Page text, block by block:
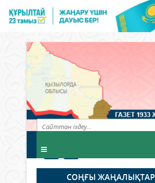
СОҢҒЫ ЖАҢАЛЫҚТАР